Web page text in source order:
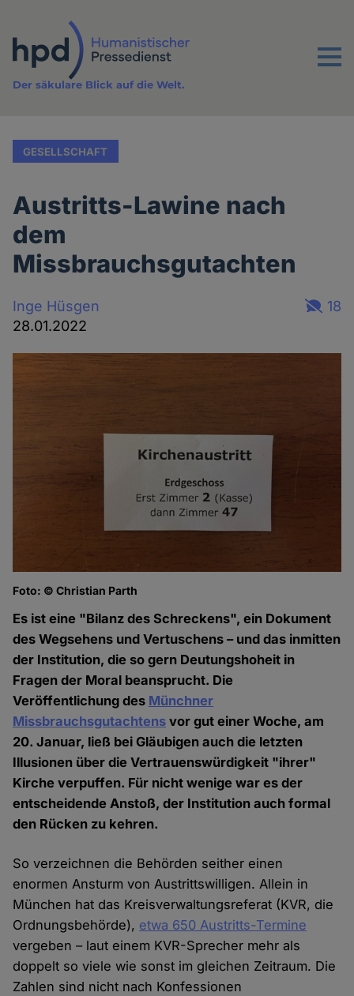
Inhalt
Menu
Der säkulare Blick auf die Welt.
GESELLSCHAFT
Austritts-Lawine nach
dem
Missbrauchsgutachten
Inge Hüsgen
28.01.2022
18
Foto: © Christian Parth
Es ist eine "Bilanz des Schreckens", ein Dokument
des Wegsehens und Vertuschens – und das inmitten
der Institution, die so gern Deutungshoheit in
Fragen der Moral beansprucht. Die
Veröffentlichung des Münchner
Missbrauchsgutachtens vor gut einer Woche, am
20. Januar, ließ bei Gläubigen auch die letzten
Illusionen über die Vertrauenswürdigkeit "ihrer"
Kirche verpuffen. Für nicht wenige war es der
entscheidende Anstoß, der Institution auch formal
den Rücken zu kehren.
So verzeichnen die Behörden seither einen
enormen Ansturm von Austrittswilligen. Allein in
München hat das Kreisverwaltungsreferat (KVR, die
Ordnungsbehörde), etwa 650 Austritts-Termine
vergeben – laut einem KVR-Sprecher mehr als
doppelt so viele wie sonst im gleichen Zeitraum. Die
Zahlen sind nicht nach Konfessionen